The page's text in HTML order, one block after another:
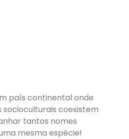
país continental onde
socioculturais coexistem
tantos nomes
mesma espécie!